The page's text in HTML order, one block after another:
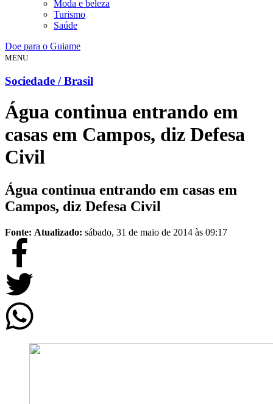
Moda e beleza
Turismo
Saúde
Doe para o Guiame
MENU
Sociedade / Brasil
Água continua entrando em
casas em Campos, diz Defesa
Civil
Água continua entrando em casas em
Campos, diz Defesa Civil
Fonte: Atualizado: sábado, 31 de maio de 2014 às 09:17